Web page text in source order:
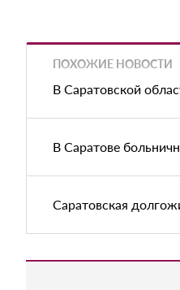
ПОХОЖИЕ НОВОСТИ
В Саратовской
В Саратове
Саратовская